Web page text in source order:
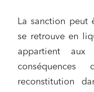
La sanction peut
se retrouve en
appartient
reconstitution